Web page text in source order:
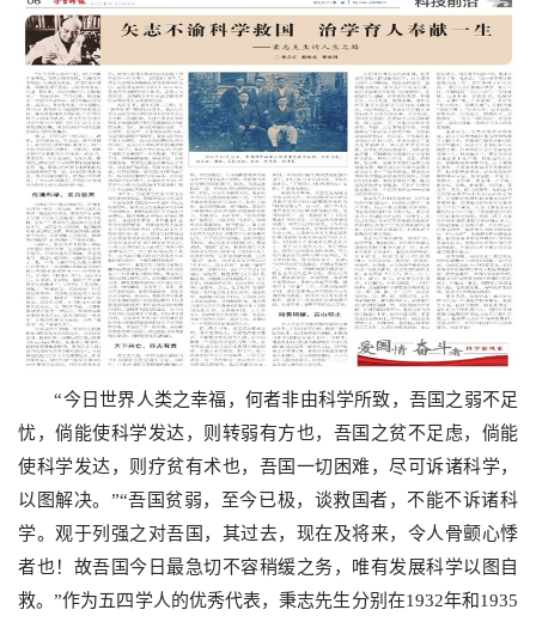
“今日世界人类之幸福，何者非由科学所致，吾国之弱不足
忧，倘能使科学发达，则转弱有方也，吾国之贫不足虑，倘能
使科学发达，则疗贫有术也，吾国一切困难，尽可诉诸科学，
以图解决。”“吾国贫弱，至今已极，谈救国者，不能不诉诸科
学。观于列强之对吾国，其过去，现在及将来，令人骨颤心悸
者也！故吾国今日最急切不容稍缓之务，唯有发展科学以图自
救。”作为五四学人的优秀代表，秉志先生分别在1932年和1935